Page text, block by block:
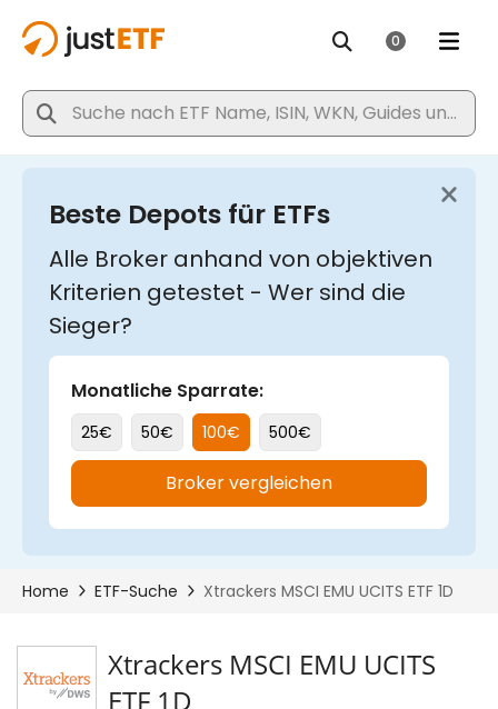
Xtrackers MSCI EMU UCITS
ETF 1D